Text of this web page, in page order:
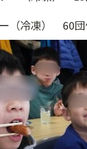
ー（冷凍） 60